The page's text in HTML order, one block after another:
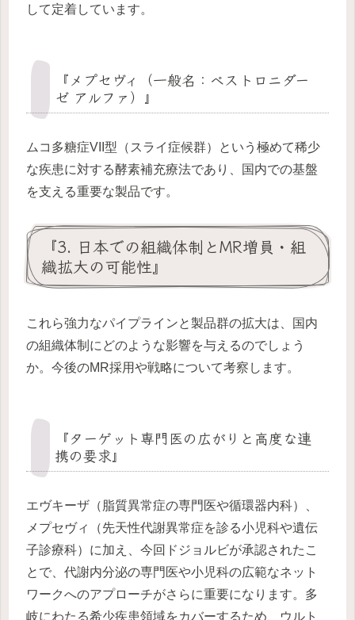
して定着しています。
『メプセヴィ（一般名：ベストロニダー
ゼ アルファ）』
ムコ多糖症VII型（スライ症候群）という極めて稀少
な疾患に対する酵素補充療法であり、国内での基盤
を支える重要な製品です。
『3. 日本での組織体制とMR増員・組
織拡大の可能性』
これら強力なパイプラインと製品群の拡大は、国内
の組織体制にどのような影響を与えるのでしょう
か。今後のMR採用や戦略について考察します。
『ターゲット専門医の広がりと高度な連
携の要求』
エヴキーザ（脂質異常症の専門医や循環器内科）、
メプセヴィ（先天性代謝異常症を診る小児科や遺伝
子診療科）に加え、今回ドジョルビが承認されたこ
とで、代謝内分泌の専門医や小児科の広範なネット
ワークへのアプローチがさらに重要になります。多
岐にわたる希少疾患領域をカバーするため、ウルト